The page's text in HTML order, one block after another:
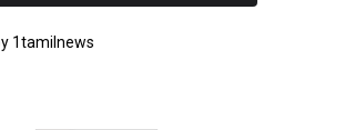
1tamilnews